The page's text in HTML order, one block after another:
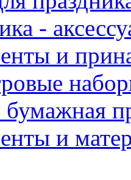
-
и
бумажная
и